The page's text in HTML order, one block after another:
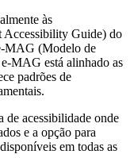
às
Accessibility Guide) do
MAG (Modelo de
MAG está alinhado as
padrões de
de acessibilidade onde
e a opção para
em todas as